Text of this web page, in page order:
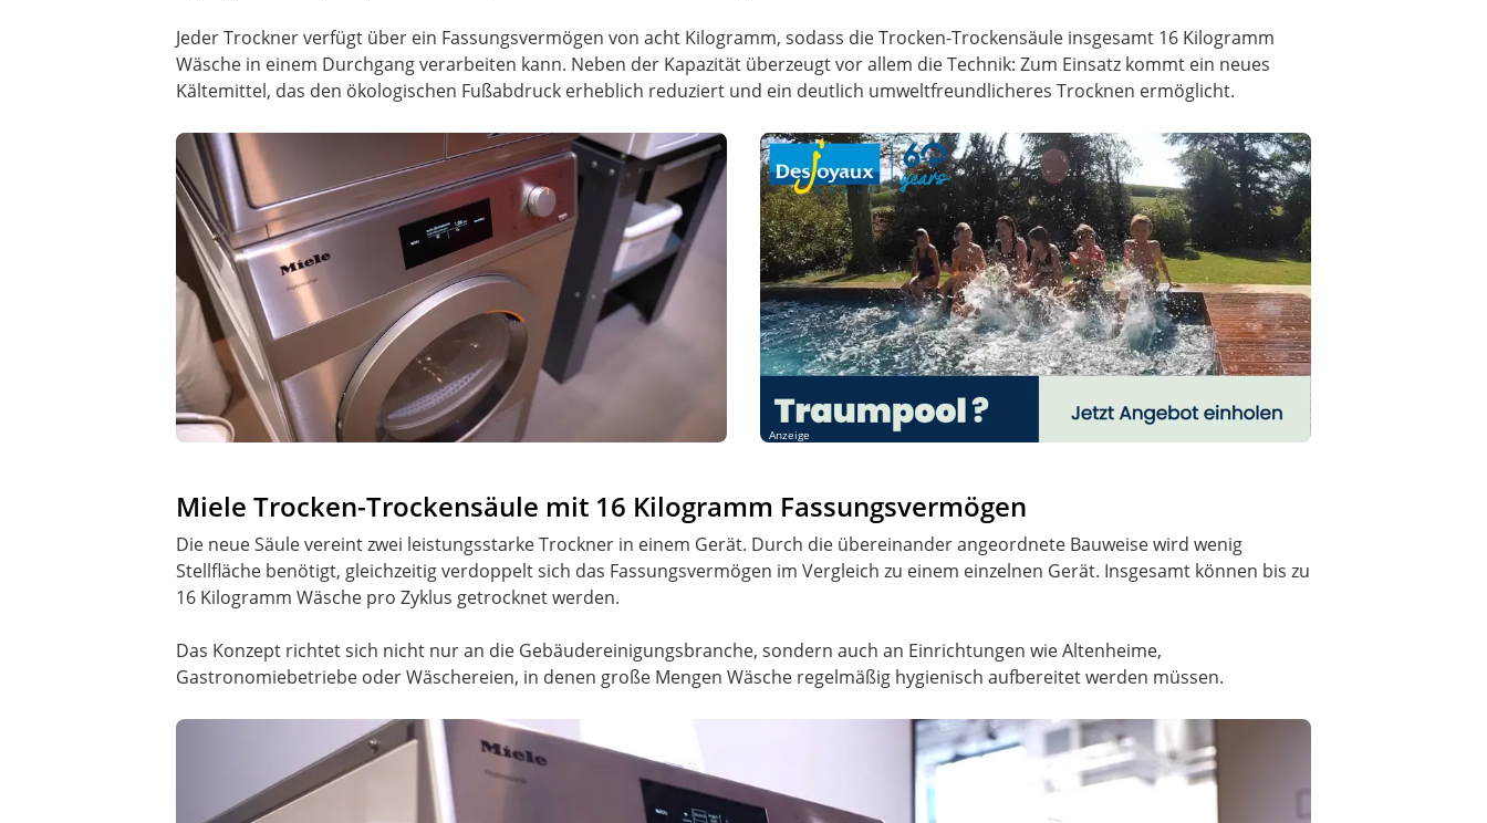
Jeder Trockner verfügt über ein Fassungsvermögen von acht Kilogramm, sodass die Trocken-Trockensäule insgesamt 16 Kilogramm
Wäsche in einem Durchgang verarbeiten kann. Neben der Kapazität überzeugt vor allem die Technik: Zum Einsatz kommt ein neues
Kältemittel, das den ökologischen Fußabdruck erheblich reduziert und ein deutlich umweltfreundlicheres Trocknen ermöglicht.
Anzeige
Miele Trocken-Trockensäule mit 16 Kilogramm Fassungsvermögen
Die neue Säule vereint zwei leistungsstarke Trockner in einem Gerät. Durch die übereinander angeordnete Bauweise wird wenig
Stellfläche benötigt, gleichzeitig verdoppelt sich das Fassungsvermögen im Vergleich zu einem einzelnen Gerät. Insgesamt können bis zu
16 Kilogramm Wäsche pro Zyklus getrocknet werden.
Das Konzept richtet sich nicht nur an die Gebäudereinigungsbranche, sondern auch an Einrichtungen wie Altenheime,
Gastronomiebetriebe oder Wäschereien, in denen große Mengen Wäsche regelmäßig hygienisch aufbereitet werden müssen.